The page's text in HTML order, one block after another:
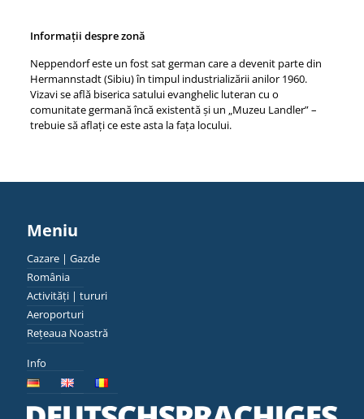
Informații despre zonă
Neppendorf este un fost sat german care a devenit parte din
Hermannstadt (Sibiu) în timpul industrializării anilor 1960.
Vizavi se află biserica satului evanghelic luteran cu o
comunitate germană încă existentă și un „Muzeu Landler” –
trebuie să aflați ce este asta la fața locului.
Meniu
Cazare | Gazde
România
Activități | tururi
Aeroporturi
Rețeaua Noastră
Info